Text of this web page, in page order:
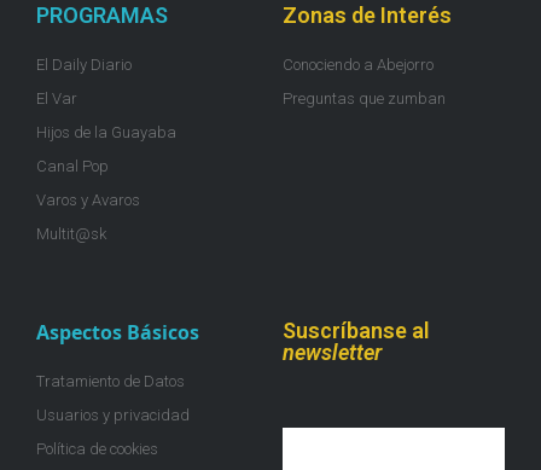
PROGRAMAS
El Daily Diario
El Var
Hijos de la Guayaba
Canal Pop
Varos y Avaros
Multit@sk
Zonas de Interés
Conociendo a Abejorro
Preguntas que zumban
Aspectos Básicos
Tratamiento de Datos
Usuarios y privacidad
Política de cookies
Suscríbanse al
newsletter